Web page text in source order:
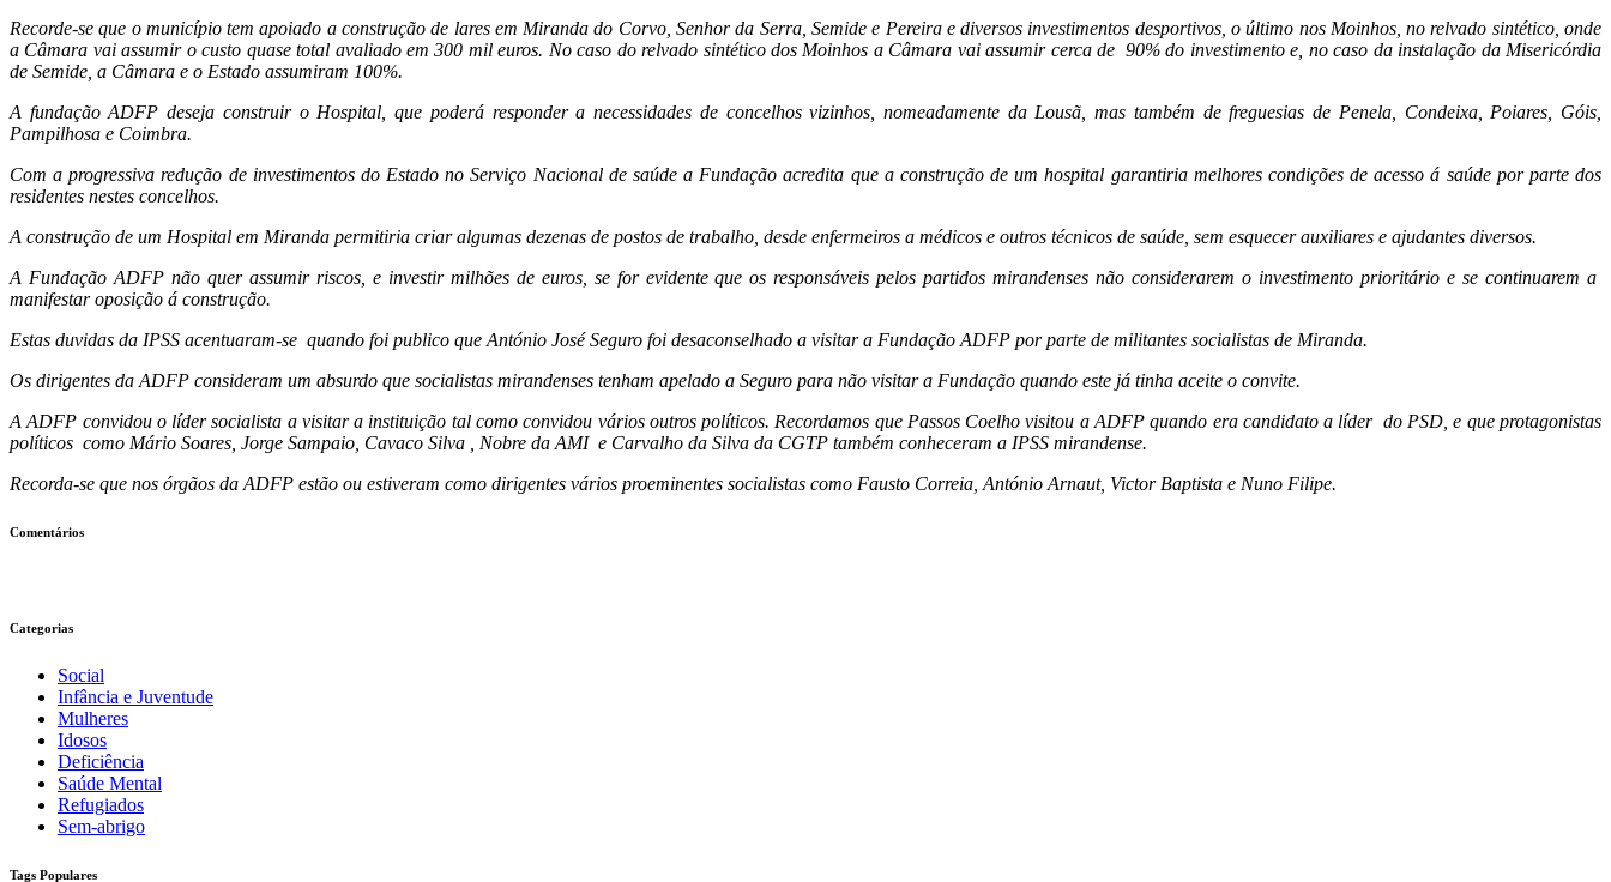
Recorde-se que o município tem apoiado a construção de lares em Miranda do Corvo, Senhor da Serra, Semide e Pereira e diversos investimentos desportivos, o último nos Moinhos, no relvado sintético, onde
a Câmara vai assumir o custo quase total avaliado em 300 mil euros. No caso do relvado sintético dos Moinhos a Câmara vai assumir cerca de 90% do investimento e, no caso da instalação da Misericórdia
de Semide, a Câmara e o Estado assumiram 100%.
A fundação ADFP deseja construir o Hospital, que poderá responder a necessidades de concelhos vizinhos, nomeadamente da Lousã, mas também de freguesias de Penela, Condeixa, Poiares, Góis,
Pampilhosa e Coimbra.
Com a progressiva redução de investimentos do Estado no Serviço Nacional de saúde a Fundação acredita que a construção de um hospital garantiria melhores condições de acesso á saúde por parte dos
residentes nestes concelhos.
A construção de um Hospital em Miranda permitiria criar algumas dezenas de postos de trabalho, desde enfermeiros a médicos e outros técnicos de saúde, sem esquecer auxiliares e ajudantes diversos.
A Fundação ADFP não quer assumir riscos, e investir milhões de euros, se for evidente que os responsáveis pelos partidos mirandenses não considerarem o investimento prioritário e se continuarem a
manifestar oposição á construção.
Estas duvidas da IPSS acentuaram-se quando foi publico que António José Seguro foi desaconselhado a visitar a Fundação ADFP por parte de militantes socialistas de Miranda.
Os dirigentes da ADFP consideram um absurdo que socialistas mirandenses tenham apelado a Seguro para não visitar a Fundação quando este já tinha aceite o convite.
A ADFP convidou o líder socialista a visitar a instituição tal como convidou vários outros políticos. Recordamos que Passos Coelho visitou a ADFP quando era candidato a líder do PSD, e que protagonistas
políticos como Mário Soares, Jorge Sampaio, Cavaco Silva , Nobre da AMI e Carvalho da Silva da CGTP também conheceram a IPSS mirandense.
Recorda-se que nos órgãos da ADFP estão ou estiveram como dirigentes vários proeminentes socialistas como Fausto Correia, António Arnaut, Victor Baptista e Nuno Filipe.
Comentários
Categorias
Social
Infância e Juventude
Mulheres
Idosos
Deficiência
Saúde Mental
Refugiados
Sem-abrigo
Tags Populares